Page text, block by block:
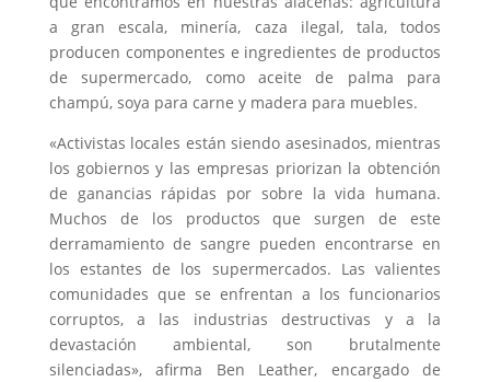
a gran escala, minería, caza ilegal, tala, todos
producen componentes e ingredientes de productos
de supermercado, como aceite de palma para
champú, soya para carne y madera para muebles.
«Activistas locales están siendo asesinados, mientras
los gobiernos y las empresas priorizan la obtención
de ganancias rápidas por sobre la vida humana.
Muchos de los productos que surgen de este
derramamiento de sangre pueden encontrarse en
los estantes de los supermercados. Las valientes
comunidades que se enfrentan a los funcionarios
corruptos, a las industrias destructivas y a la
devastación ambiental, son brutalmente
silenciadas», afirma Ben Leather, encargado de